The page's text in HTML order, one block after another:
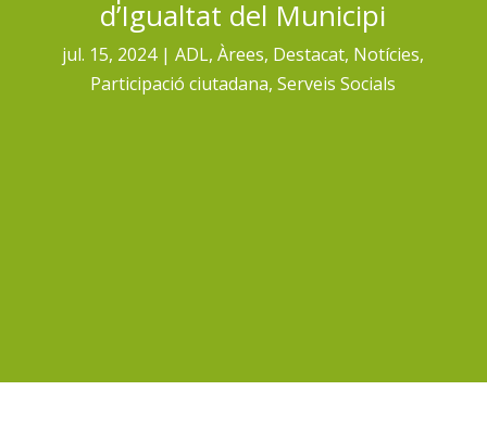
d’Igualtat del Municipi
jul. 15, 2024 ADL,Àrees, Destacat, Notícies,
Participació ciutadana,Serveis Socials